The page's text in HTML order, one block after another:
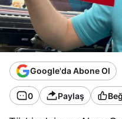
Google'da Abone Ol
0 Paylaş